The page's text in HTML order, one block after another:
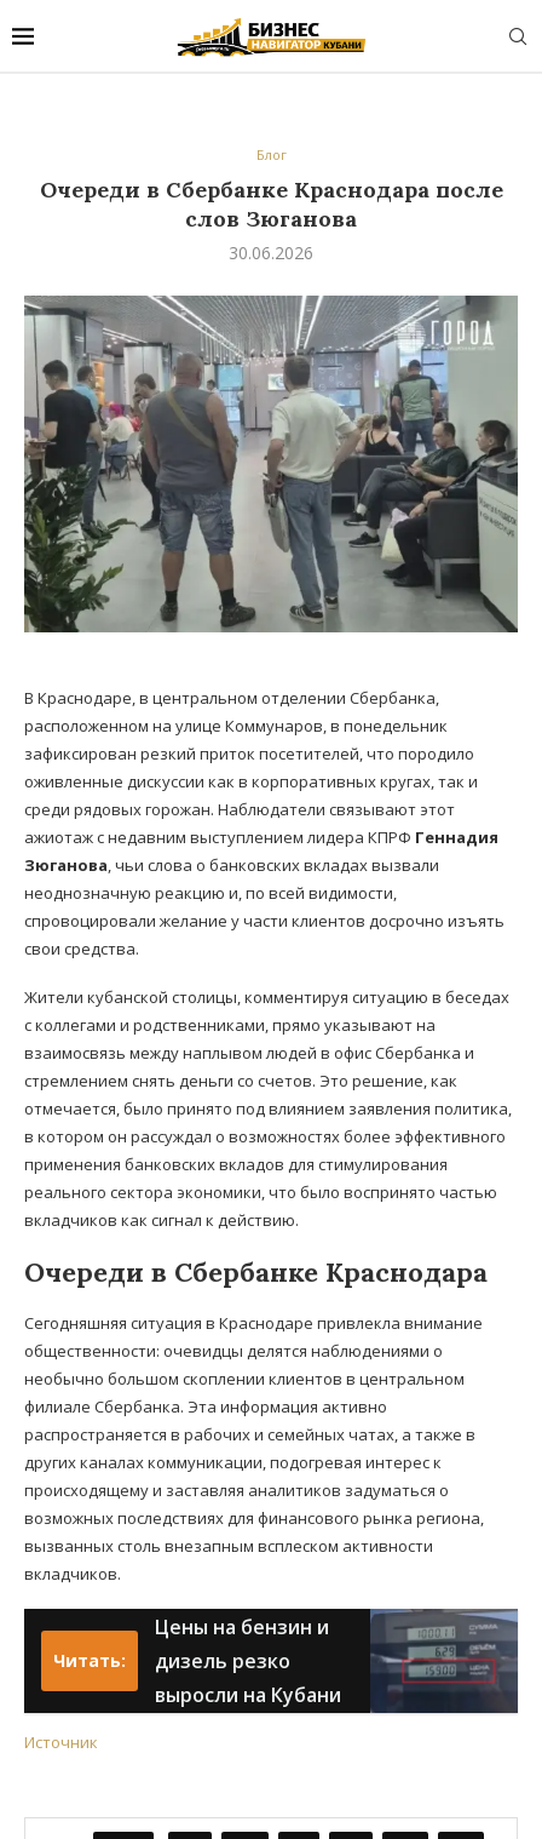
Блог
Очереди в Сбербанке Краснодара после
слов Зюганова
30.06.2026
В Краснодаре, в центральном отделении Сбербанка,
расположенном на улице Коммунаров, в понедельник
зафиксирован резкий приток посетителей, что породило
оживленные дискуссии как в корпоративных кругах, так и
среди рядовых горожан. Наблюдатели связывают этот
ажиотаж с недавним выступлением лидера КПРФ Геннадия
Зюганова , чьи слова о банковских вкладах вызвали
неоднозначную реакцию и, по всей видимости,
спровоцировали желание у части клиентов досрочно изъять
свои средства.
Жители кубанской столицы, комментируя ситуацию в беседах
с коллегами и родственниками, прямо указывают на
взаимосвязь между наплывом людей в офис Сбербанка и
стремлением снять деньги со счетов. Это решение, как
отмечается, было принято под влиянием заявления политика,
в котором он рассуждал о возможностях более эффективного
применения банковских вкладов для стимулирования
реального сектора экономики, что было воспринято частью
вкладчиков как сигнал к действию.
Очереди в Сбербанке Краснодара
Сегодняшняя ситуация в Краснодаре привлекла внимание
общественности: очевидцы делятся наблюдениями о
необычно большом скоплении клиентов в центральном
филиале Сбербанка. Эта информация активно
распространяется в рабочих и семейных чатах, а также в
других каналах коммуникации, подогревая интерес к
происходящему и заставляя аналитиков задуматься о
возможных последствиях для финансового рынка региона,
вызванных столь внезапным всплеском активности
вкладчиков.
Читать:
Цены на бензин и
дизель резко
выросли на Кубани
Источник